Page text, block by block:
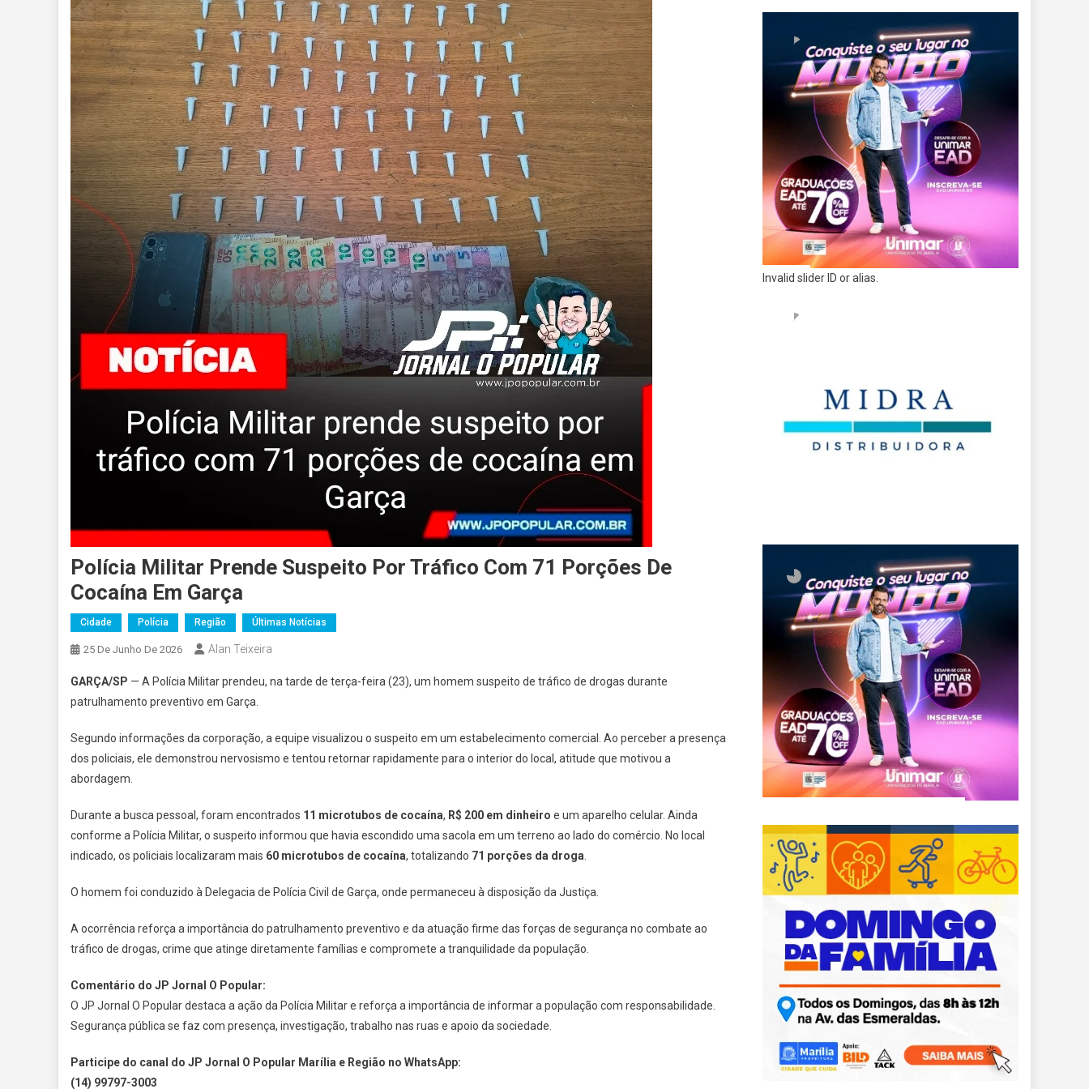
Polícia Militar Prende Suspeito Por Tráfico Com 71 Porções De
Cocaína Em Garça
Cidade Polícia Região Últimas Notícias
25 De Junho De 2026 Alan Teixeira
GARÇA/SP — A Polícia Militar prendeu, na tarde de terça-feira (23), um homem suspeito de tráfico de drogas durante
patrulhamento preventivo em Garça.
Segundo informações da corporação, a equipe visualizou o suspeito em um estabelecimento comercial. Ao perceber a presença
dos policiais, ele demonstrou nervosismo e tentou retornar rapidamente para o interior do local, atitude que motivou a
abordagem.
Durante a busca pessoal, foram encontrados 11 microtubos de cocaína, R$ 200 em dinheiro e um aparelho celular. Ainda
conforme a Polícia Militar, o suspeito informou que havia escondido uma sacola em um terreno ao lado do comércio. No local
indicado, os policiais localizaram mais 60 microtubos de cocaína, totalizando 71 porções da droga
O homem foi conduzido à Delegacia de Polícia Civil de Garça, onde permaneceu à disposição da Justiça.
A ocorrência reforça a importância do patrulhamento preventivo e da atuação firme das forças de segurança no combate ao
tráfico de drogas, crime que atinge diretamente famílias e compromete a tranquilidade da população.
Comentário do JP Jornal O Popular:
O JP Jornal O Popular destaca a ação da Polícia Militar e reforça a importância de informar a população com responsabilidade.
Segurança pública se faz com presença, investigação, trabalho nas ruas e apoio da sociedade.
Participe do canal do JP Jornal O Popular Marília e Região no WhatsApp:
(14) 99797-3003
Invalid slider ID or alias.